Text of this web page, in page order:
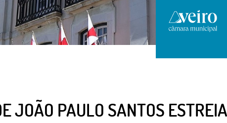
JOÃO PAULO SANTOS